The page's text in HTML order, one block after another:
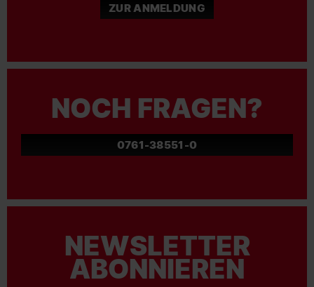
ZUR ANMELDUNG
NOCH FRAGEN?
0761-38551-0
NEWSLETTER
ABONNIEREN